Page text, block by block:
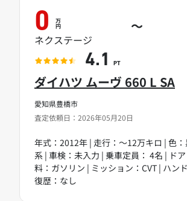
愛知県豊橋市
査定依頼日：2026年05月20日
ダイハツ ムーヴ 660 L SA
年式：2012年 | 走行：～12万キロ | 色
系 | 車検：未入力 | 乗車定員： 4名 | ド
料：ガソリン | ミッション：CVT | ハン
復歴：なし
0 万
円 ～
ネクステージ
4.1 PT